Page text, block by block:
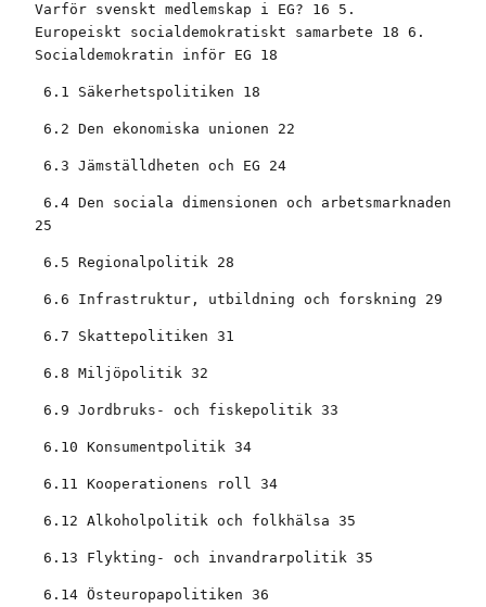
Varför svenskt medlemskap i EG? 16 5.
Europeiskt socialdemokratiskt samarbete 18 6.
Socialdemokratin inför EG 18
6.1 Säkerhetspolitiken 18
6.2 Den ekonomiska unionen 22
6.3 Jämställdheten och EG 24
6.4 Den sociala dimensionen och arbetsmarknaden
25
6.5 Regionalpolitik 28
6.6 Infrastruktur, utbildning och forskning 29
6.7 Skattepolitiken 31
6.8 Miljöpolitik 32
6.9 Jordbruks- och fiskepolitik 33
6.10 Konsumentpolitik 34
6.11 Kooperationens roll 34
6.12 Alkoholpolitik och folkhälsa 35
6.13 Flykting- och invandrarpolitik 35
6.14 Östeuropapolitiken 36